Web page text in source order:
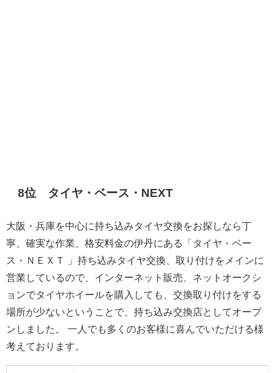
8位 タイヤ・ベース・NEXT
大阪・兵庫を中心に持ち込みタイヤ交換をお探しなら丁
寧、確実な作業、格安料金の伊丹にある「タイヤ・ベー
ス・ＮＥＸＴ 」持ち込みタイヤ交換、取り付けをメインに
営業しているので、インターネット販売、ネットオークシ
ョンでタイヤホイールを購入しても、交換取り付けをする
場所が少ないということで、持ち込み交換店としてオープ
ンしました。 一人でも多くのお客様に喜んでいただける様
考えております。